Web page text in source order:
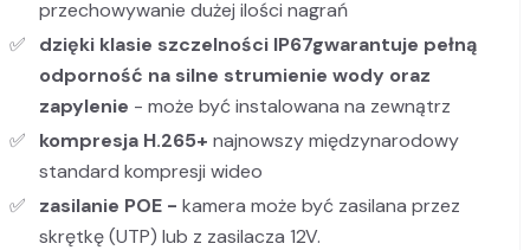
przechowywanie dużej ilości nagrań
dzięki klasie szczelności IP67gwarantuje pełną
odporność na silne strumienie wody oraz
zapylenie - może być instalowana na zewnątrz
kompresja H.265+ najnowszy międzynarodowy
standard kompresji wideo
zasilanie POE - kamera może być zasilana przez
skrętkę (UTP) lub z zasilacza 12V.